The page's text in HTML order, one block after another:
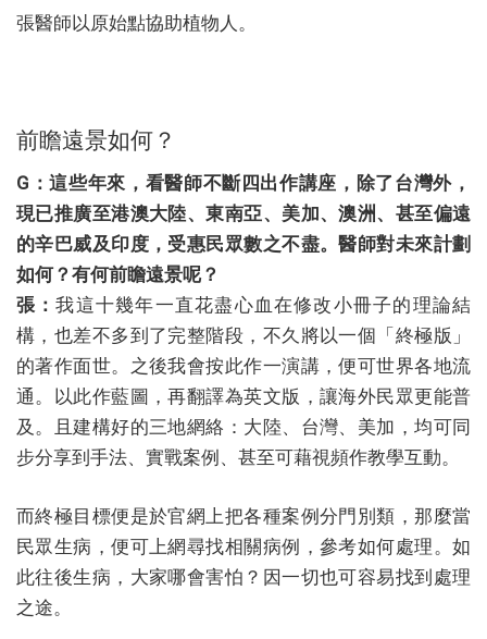
張醫師以原始點協助植物人。
前瞻遠景如何？
G：這些年來，看醫師不斷四出作講座，除了台灣外，
現已推廣至港澳大陸、東南亞、美加、澳洲、甚至偏遠
的辛巴威及印度，受惠民眾數之不盡。醫師對未來計劃
如何？有何前瞻遠景呢？
張：我這十幾年一直花盡心血在修改小冊子的理論結
構，也差不多到了完整階段，不久將以一個「終極版」
的著作面世。之後我會按此作一演講，便可世界各地流
通。以此作藍圖，再翻譯為英文版，讓海外民眾更能普
及。且建構好的三地網絡：大陸、台灣、美加，均可同
步分享到手法、實戰案例、甚至可藉視頻作教學互動。
而終極目標便是於官網上把各種案例分門別類，那麼當
民眾生病，便可上網尋找相關病例，參考如何處理。如
此往後生病，大家哪會害怕？因一切也可容易找到處理
之途。